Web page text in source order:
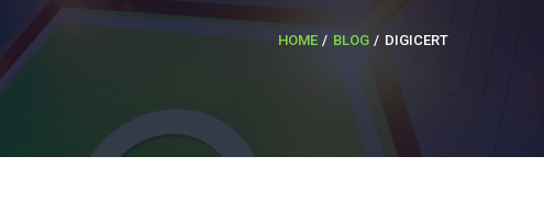
HOME BLOG DIGICERT